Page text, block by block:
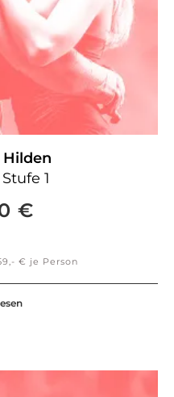
Hilden
1
€
€ je Person